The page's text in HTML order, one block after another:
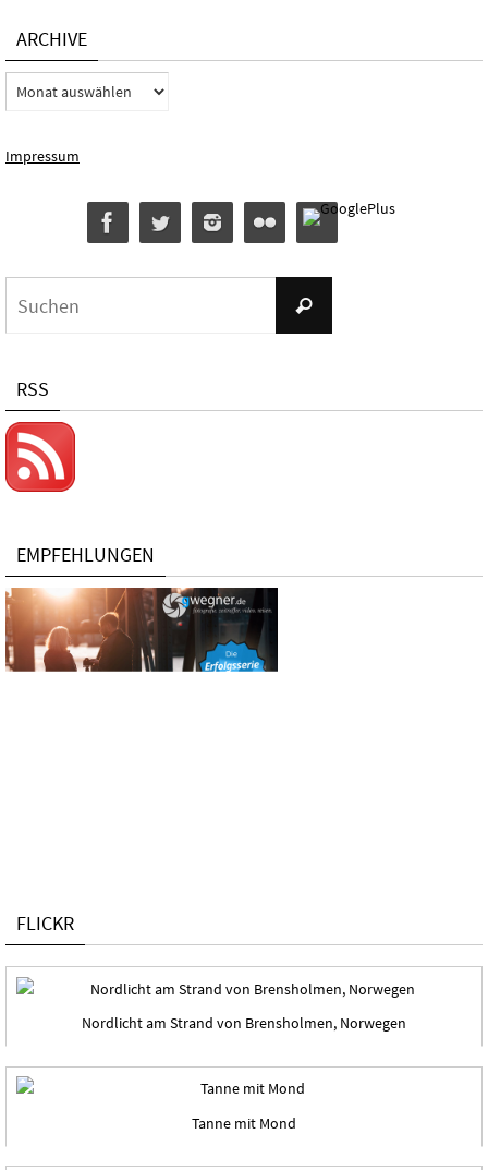
ARCHIVE
Archive
Impressum
Suchen
RSS
EMPFEHLUNGEN
FLICKR
Nordlicht am Strand von Brensholmen, Norwegen
Tanne mit Mond